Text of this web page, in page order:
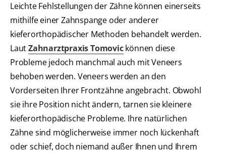
Leichte Fehlstellungen der Zähne können einerseits
mithilfe einer Zahnspange oder anderer
kieferorthopädischer Methoden behandelt werden.
LautZahnarztpraxis Tomovickönnen diese
Probleme jedoch manchmal auch mit Veneers
behoben werden. Veneers werden an den
Vorderseiten Ihrer Frontzähne angebracht. Obwohl
sie ihre Position nicht ändern, tarnen sie kleinere
kieferorthopädische Probleme. Ihre natürlichen
Zähne sind möglicherweise immer noch lückenhaft
oder schief, doch niemand außer Ihnen und Ihrem